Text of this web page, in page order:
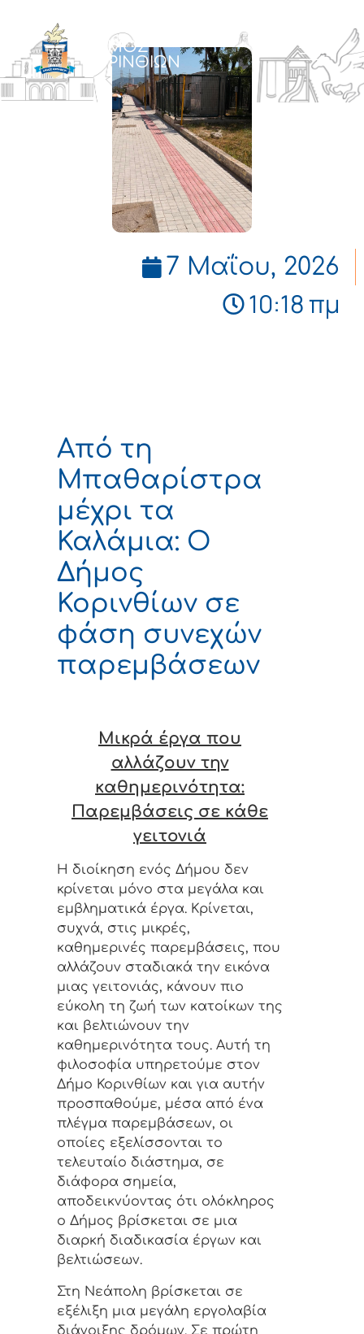
ΔΗΜΟΣ
ΚΟΡΙΝΘΙΩΝ
7 Μαΐου, 2026
10:18 πμ
Από τη
Μπαθαρίστρα
μέχρι τα
Καλάμια: Ο
Δήμος
Κορινθίων σε
φάση συνεχών
παρεμβάσεων
Μικρά έργα που
αλλάζουν την
καθημερινότητα:
Παρεμβάσεις σε κάθε
γειτονιά
Η διοίκηση ενός Δήμου δεν
κρίνεται μόνο στα μεγάλα και
εμβληματικά έργα. Κρίνεται,
συχνά, στις μικρές,
καθημερινές παρεμβάσεις, που
αλλάζουν σταδιακά την εικόνα
μιας γειτονιάς, κάνουν πιο
εύκολη τη ζωή των κατοίκων της
και βελτιώνουν την
καθημερινότητα τους. Αυτή τη
φιλοσοφία υπηρετούμε στον
Δήμο Κορινθίων και για αυτήν
προσπαθούμε, μέσα από ένα
πλέγμα παρεμβάσεων, οι
οποίες εξελίσσονται το
τελευταίο διάστημα, σε
διάφορα σημεία,
αποδεικνύοντας ότι ολόκληρος
ο Δήμος βρίσκεται σε μια
διαρκή διαδικασία έργων και
βελτιώσεων.
Στη Νεάπολη βρίσκεται σε
εξέλιξη μια μεγάλη εργολαβία
διάνοιξης δρόμων. Σε πρώτη